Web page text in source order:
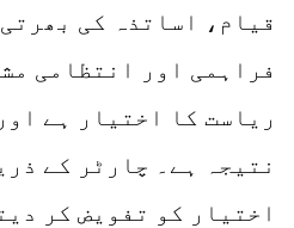
قیام، اساتذہ کی
فراہمی اور انتظامی
ریاست کا اختیار ہے
نتیجہ ہے۔ چارٹر کے
اختیار کو تفویض کر